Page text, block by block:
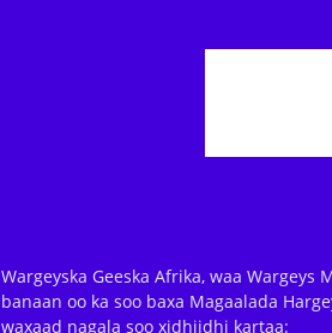
Wargeyska Geeska Afrika, waa Wargeys
banaan oo ka soo baxa Magaalada
waxaad nagala soo xidhiidhi kartaa: